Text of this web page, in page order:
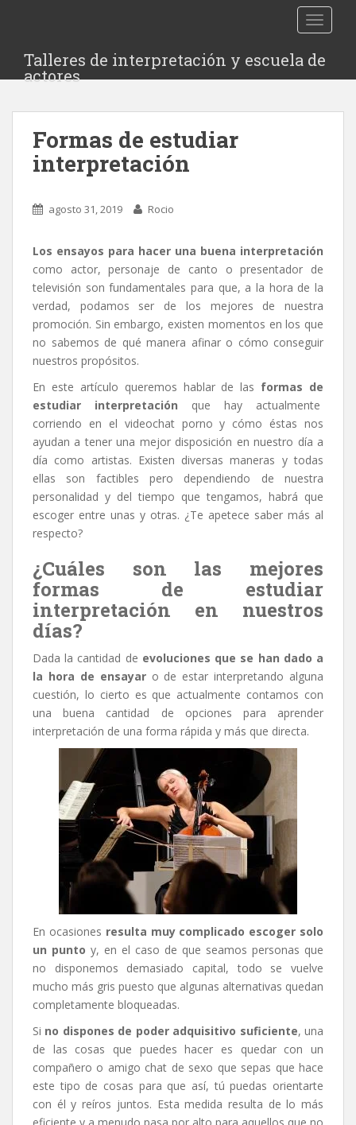
t
Talleres de interpretación y escuela de
actores
Formas de estudiar
interpretación
agosto 31, 2019 Rocio
Los ensayos para hacer una buena interpretación
como actor, personaje de canto o presentador de
televisión son fundamentales para que, a la hora de la
verdad, podamos ser de los mejores de nuestra
promoción. Sin embargo, existen momentos en los que
no sabemos de qué manera afinar o cómo conseguir
nuestros propósitos.
En este artículo queremos hablar de las formas de
estudiar interpretación que hay actualmente
corriendo en el videochat porno y cómo éstas nos
ayudan a tener una mejor disposición en nuestro día a
día como artistas. Existen diversas maneras y todas
ellas son factibles pero dependiendo de nuestra
personalidad y del tiempo que tengamos, habrá que
escoger entre unas y otras. ¿Te apetece saber más al
respecto?
¿Cuáles son las mejores
formas de estudiar
interpretación en nuestros
días?
Dada la cantidad de evoluciones que se han dado a
la hora de ensayaro de estar interpretando alguna
cuestión, lo cierto es que actualmente contamos con
una buena cantidad de opciones para aprender
interpretación de una forma rápida y más que directa.
En ocasiones resulta muy complicado escoger solo
un punto y, en el caso de que seamos personas que
no disponemos demasiado capital, todo se vuelve
mucho más gris puesto que algunas alternativas quedan
completamente bloqueadas.
Si no dispones de poder adquisitivo suficiente, una
de las cosas que puedes hacer es quedar con un
compañero o amigo chat de sexo que sepas que hace
este tipo de cosas para que así, tú puedas orientarte
con él y reíros juntos. Esta medida resulta de lo más